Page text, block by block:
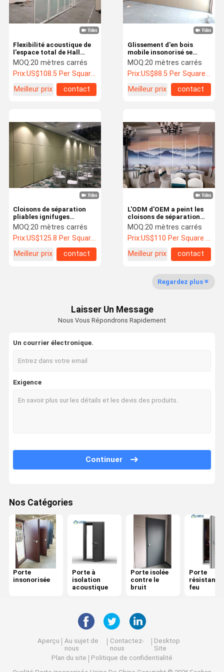
Produits
Contrôle De
Nous
Les Affaires
Porte insonorisée
Porte à isolation acoustique
Porte isolée contre le bruit
Porte résistante au feu
Partition murale opérationnelle
diviseur de pièce accrochant
Une cabine téléphonique insonorisée
Module de réunion de bureau
Compositeur de bureau
Parement en verre de bureau
Glissement d'en bois
mobile insonorisé se
pliant de cloisons de
séparation pour l'hôtel
MOQ:20 mètres carrés
Prix:US$88.5 Per Square Meter
Meilleur prix
contact
Flexibilité acoustique de
l'espace total de Hall
Aluminium Frame
Partition Walls de
conférence
MOQ:20 mètres carrés
Prix:US$108.5 Per Square Meter
Meilleur prix
contact
L'ODM d'OEM a peint les
cloisons de séparation
mobiles
MOQ:20 mètres carrés
Prix:US$110 Per Square Meter
Meilleur prix
contact
Cloisons de séparation
pliables ignifuges
commerciales avec le
matériel en bois et en
aluminium
MOQ:20 mètres carrés
Prix:US$125.8 Per Square Meter
Meilleur prix
contact
Regardez plus
Laisser Un Message
Nous Vous Répondrons Rapidement
Un courrier électronique.
Exigence
Continuer
Nos Catégories
Porte
insonorisée
Porte à
isolation
acoustique
Porte isolée
contre le
bruit
Porte
résistante
feu
Aperçu
Au sujet de
nous
Contactez-
nous
Desktop
Site
Plan du site
Politique de confidentialité